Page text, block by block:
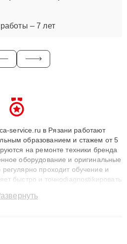
– 7 лет
service.ru в Рязани работают
образованием и стажем от 5
на ремонте техники бренда
оборудование и оригинальные
проходит обучение и
быстро и точноdiagnostikировать
сложные случаи: от замены